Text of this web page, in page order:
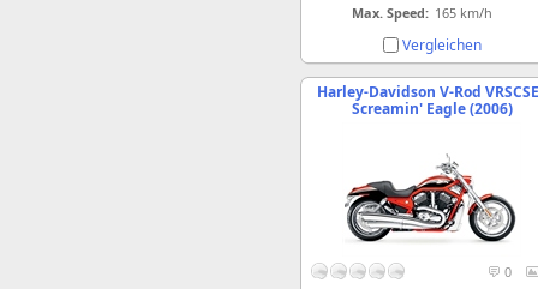
Max. Speed: 165 km/h
Vergleichen
Harley-Davidson V-Rod
Screamin' Eagle (2006)
0